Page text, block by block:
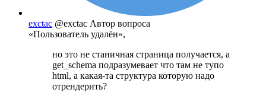
exctac @exctac Автор вопроса
«Пользователь удалён»,
но это не станичная страница получается, а
get_schema подразумевает что там не тупо
html, а какая-та структура которую надо
отрендерить?